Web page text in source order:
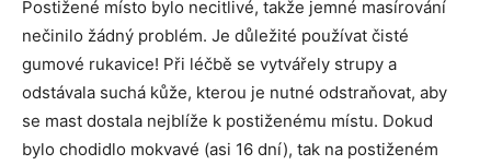
Postižené místo bylo necitlivé, takže jemné masírování
nečinilo žádný problém. Je důležité používat čisté
gumové rukavice! Při léčbě se vytvářely strupy a
odstávala suchá kůže, kterou je nutné odstraňovat, aby
se mast dostala nejblíže k postiženému místu. Dokud
bylo chodidlo mokvavé (asi 16 dní), tak na postiženém